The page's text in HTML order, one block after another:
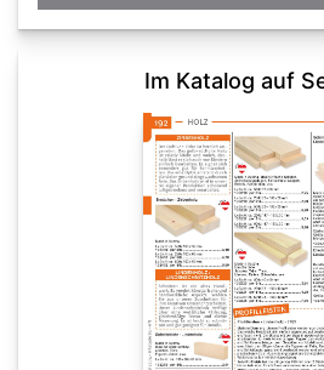
Im Katalog auf